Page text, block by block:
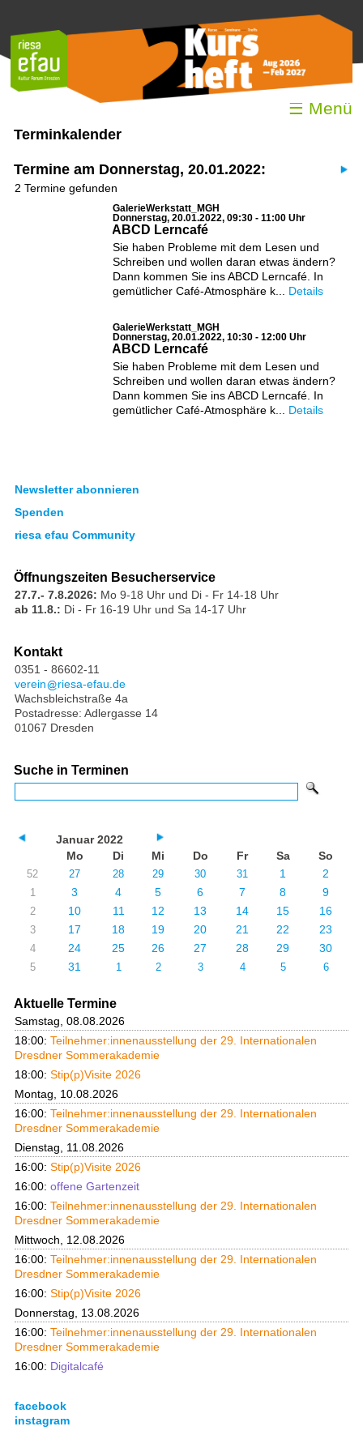
☰ Menü
Terminkalender
Termine am Donnerstag, 20.01.2022:
2 Termine gefunden
GalerieWerkstatt_MGH
Donnerstag, 20.01.2022, 09:30 - 11:00 Uhr
ABCD Lerncafé
Sie haben Probleme mit dem Lesen und
Schreiben und wollen daran etwas ändern?
Dann kommen Sie ins ABCD Lerncafé. In
gemütlicher Café-Atmosphäre k... Details
GalerieWerkstatt_MGH
Donnerstag, 20.01.2022, 10:30 - 12:00 Uhr
ABCD Lerncafé
Sie haben Probleme mit dem Lesen und
Schreiben und wollen daran etwas ändern?
Dann kommen Sie ins ABCD Lerncafé. In
gemütlicher Café-Atmosphäre k... Details
Newsletter abonnieren
Spenden
riesa efau Community
Öffnungszeiten Besucherservice
27.7.- 7.8.2026: Mo 9-18 Uhr und Di - Fr 14-18 Uhr
ab 11.8.: Di - Fr 16-19 Uhr und Sa 14-17 Uhr
Kontakt
0351 - 86602-11
verein
riesa-efau.de
Wachsbleichstraße 4a
Postadresse: Adlergasse 14
01067 Dresden
Suche in Terminen
Januar 2022
Mo
Di Mi Do Fr Sa So
52 27 28 29 30 31 1 2
1 3 4 5 6 7 8 9
2 10 11 12 13 14 15 16
3 17 18 19 20 21 22 23
4 24 25 26 27 28 29 30
5 31 1 2 3 4 5 6
Aktuelle Termine
Samstag, 08.08.2026
18:00: Teilnehmer:innenausstellung der 29. Internationalen
Dresdner Sommerakademie
18:00: Stip(p)Visite 2026
Montag, 10.08.2026
16:00: Teilnehmer:innenausstellung der 29. Internationalen
Dresdner Sommerakademie
Dienstag, 11.08.2026
16:00: Stip(p)Visite 2026
16:00: offene Gartenzeit
16:00: Teilnehmer:innenausstellung der 29. Internationalen
Dresdner Sommerakademie
Mittwoch, 12.08.2026
16:00: Teilnehmer:innenausstellung der 29. Internationalen
Dresdner Sommerakademie
16:00: Stip(p)Visite 2026
Donnerstag, 13.08.2026
16:00: Teilnehmer:innenausstellung der 29. Internationalen
Dresdner Sommerakademie
16:00: Digitalcafé
facebook
instagram